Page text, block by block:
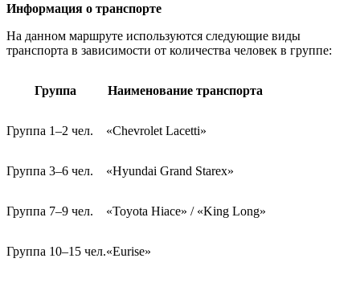
Информация о транспорте
На данном маршруте используются следующие виды
транспорта в зависимости от количества человек в группе:
Группа Наименование транспорта
Группа 1–2 чел. «Chevrolet Lacetti»
Группа 3–6 чел. «Hyundai Grand Starex»
Группа 7–9 чел. «Toyota Hiace» / «King Long»
Группа 10–15 чел.«Eurise»